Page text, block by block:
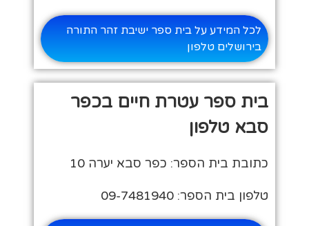
לכל המידע על בית ספר ישיבת זהר התורה
בירושלים טלפון
בית ספר עטרת חיים בכפר
סבא טלפון
כתובת בית הספר: כפר סבא יערה 10
טלפון בית הספר: 09-7481940